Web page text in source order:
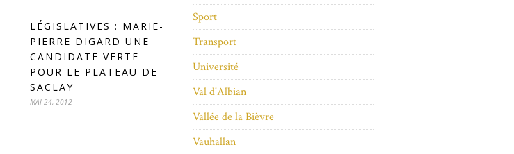
LÉGISLATIVES : MARIE-
PIERRE DIGARD UNE
CANDIDATE VERTE
POUR LE PLATEAU DE
SACLAY
MAI 24, 2012
Sport
Transport
Université
Val d'Albian
Vallée de la Bièvre
Vauhallan